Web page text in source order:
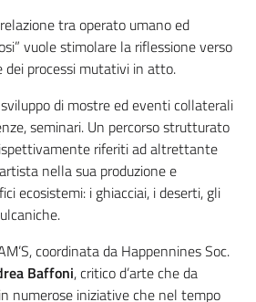
tra operato umano ed
vuole stimolare la riflessione verso
dei processi mutativi in atto.
di mostre ed eventi collaterali
seminari. Un percorso strutturato
riferiti ad altrettante
nella sua produzione e
ecosistemi: i ghiacciai, i deserti, gli
coordinata da Happennines Soc.
Baffoni, critico d’arte che da
numerose iniziative che nel tempo